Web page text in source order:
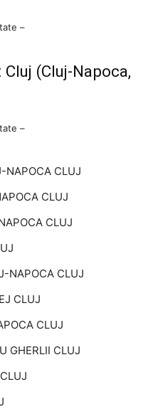
–
(Cluj-Napoca,
–
NAPOCA CLUJ
CLUJ
CLUJ
NAPOCA CLUJ
CLUJ
CLUJ
GHERLII CLUJ